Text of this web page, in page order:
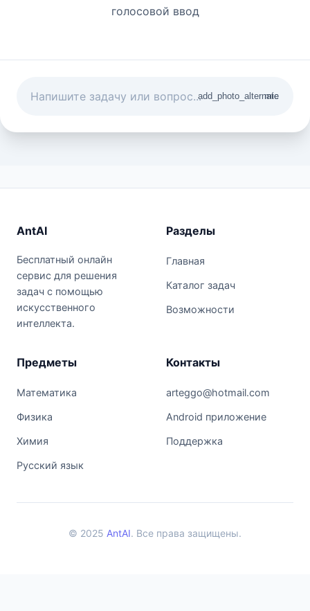
голосовой ввод
add_photo_alternate
mic
AntAI
Бесплатный онлайн
сервис для решения
задач с помощью
искусственного
интеллекта.
Разделы
Главная
Каталог задач
Возможности
Предметы
Математика
Физика
Химия
Русский язык
Контакты
arteggo@hotmail.com
Android приложение
Поддержка
© 2025 AntAI. Все права защищены.